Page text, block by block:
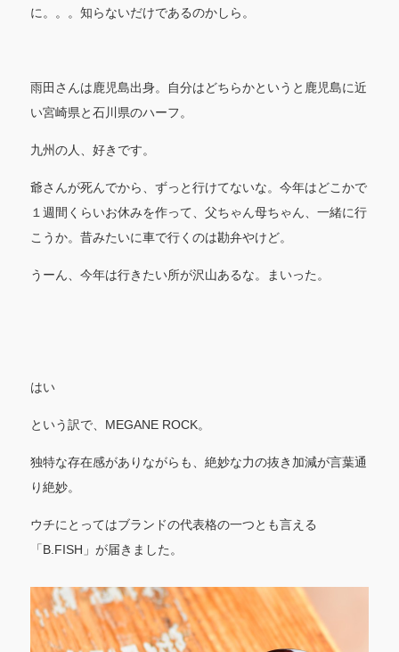
に。。。知らないだけであるのかしら。
雨田さんは鹿児島出身。自分はどちらかというと鹿児島に近
い宮崎県と石川県のハーフ。
九州の人、好きです。
爺さんが死んでから、ずっと行けてないな。今年はどこかで
１週間くらいお休みを作って、父ちゃん母ちゃん、一緒に行
こうか。昔みたいに車で行くのは勘弁やけど。
うーん、今年は行きたい所が沢山あるな。まいった。
はい
という訳で、MEGANE ROCK。
独特な存在感がありながらも、絶妙な力の抜き加減が言葉通
り絶妙。
ウチにとってはブランドの代表格の一つとも言える
「B.FISH」が届きました。